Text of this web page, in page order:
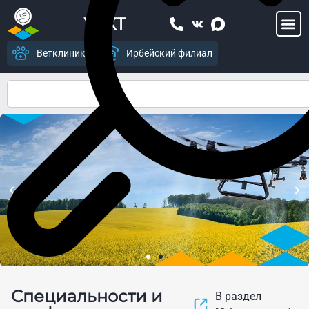
УСХТ
Ветклиника Ирбейский филиал
земледелия и современных
Специальности и
В раздел